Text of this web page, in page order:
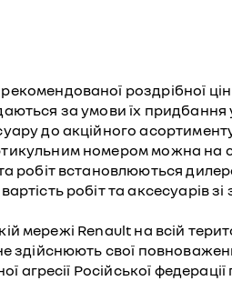
роздрібної
за умови їх придбання
до акційного
номером можна на
робіт встановлюються
робіт та аксесуарів
мережі Renault на всій
здійснюють свої
агресії Російської